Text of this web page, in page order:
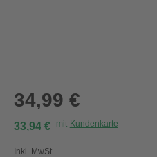
34,99 €
33,94 € mit Kundenkarte
Inkl. MwSt.